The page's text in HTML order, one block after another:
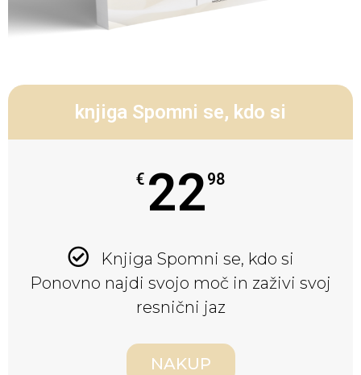
knjiga Spomni se, kdo si
€ 2298
Knjiga Spomni se, kdo si
Ponovno najdi svojo moč in zaživi svoj
resnični jaz
NAKUP